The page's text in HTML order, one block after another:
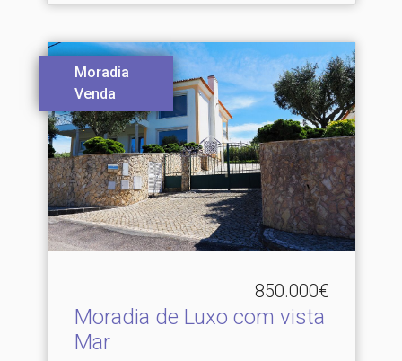
Moradia
Venda
850.000€
Moradia de Luxo com vista
Mar